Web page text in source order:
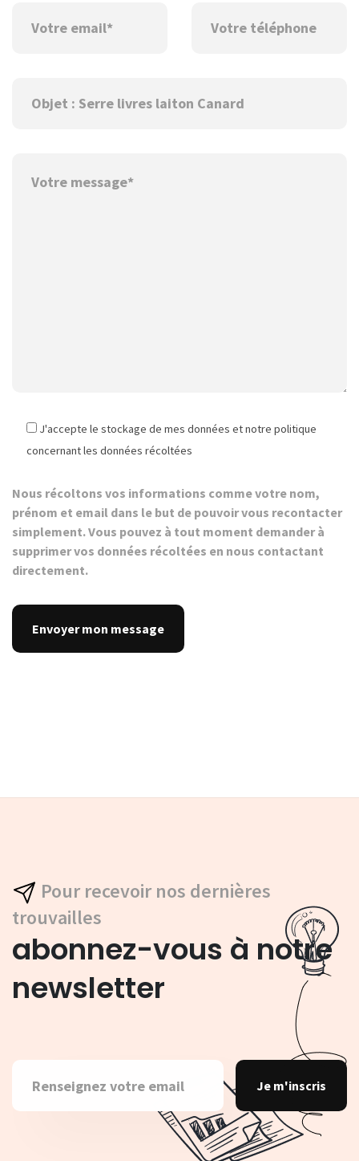
J'accepte le stockage de mes données et notre politique
concernant les données récoltées
Nous récoltons vos informations comme votre nom,
prénom et email dans le but de pouvoir vous recontacter
simplement. Vous pouvez à tout moment demander à
supprimer vos données récoltées en nous contactant
directement.
Pour recevoir nos dernières
trouvailles
abonnez-vous à notre
newsletter
Je m'inscris